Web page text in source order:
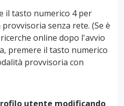
il tasto numerico 4 per
senza rete. (Se è
online dopo l'avvio
premere il tasto numerico
provvisoria con
utente modificando